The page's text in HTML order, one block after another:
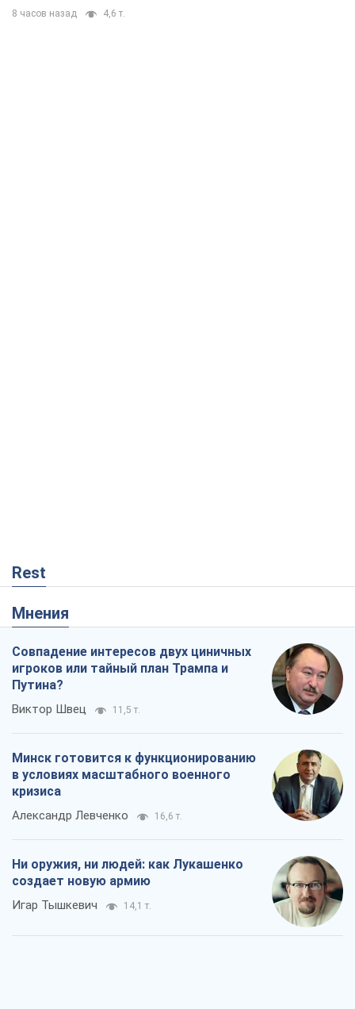
8 часов назад 4,6 т.
Rest
Мнения
Совпадение интересов двух циничных
игроков или тайный план Трампа и
Путина?
Виктор Швец 11,5 т.
Минск готовится к функционированию
в условиях масштабного военного
кризиса
Александр Левченко 16,6 т.
Ни оружия, ни людей: как Лукашенко
создает новую армию
Игар Тышкевич 14,1 т.